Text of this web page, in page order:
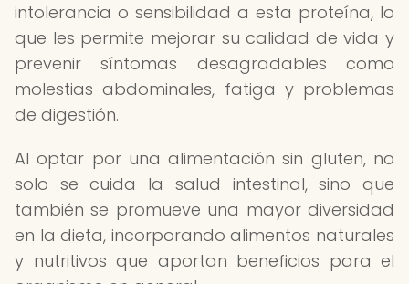
intolerancia o sensibilidad a esta proteína, lo
que les permite mejorar su calidad de vida y
prevenir síntomas desagradables como
molestias abdominales, fatiga y problemas
de digestión.
Al optar por una alimentación sin gluten, no
solo se cuida la salud intestinal, sino que
también se promueve una mayor diversidad
en la dieta, incorporando alimentos naturales
y nutritivos que aportan beneficios para el